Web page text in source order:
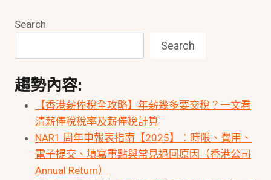
Search
Search
趨勢內容:
【香港薪俸稅全攻略】年薪幾多要交稅？一文看
清薪俸稅稅率及薪俸稅計算
NAR1 周年申報表指南【2025】：時限、費用、
電子提交、填寫重點與常見退回原因（香港公司
Annual Return）